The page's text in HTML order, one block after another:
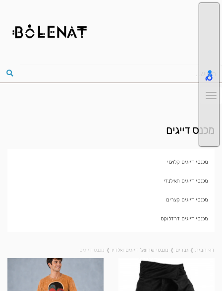
מכנס דייגים
מכנסי דייגים קלאסי
מכנסי דייגים תאילנדי
מכנסי דייגים קצרים
מכנסי דייגים דרדלוקס
דף הבית ❱ גברים ❱ מכנסי שרוואל דייגים ואלדין ❱ מכנס דייגים